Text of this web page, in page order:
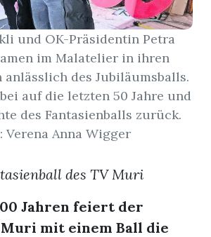
und OK-Präsidentin Petra
im Malatelier in ihren
des Jubiläumsballs.
auf die letzten 50 Jahre und
des Fantasienballs zurück.
Verena Anna Wigger
des TV Muri
Jahren feiert der
mit einem Ball die